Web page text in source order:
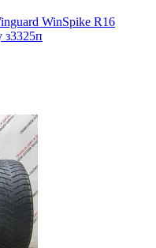
WinSpike R16